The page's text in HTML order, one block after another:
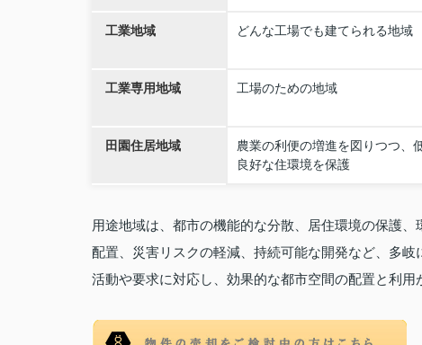
工業地域 どんな工場でも建てられる地域
工業専用地域 工場のための地域
田園住居地域
農業の利便の増進を図りつつ、
良好な住環境を保護
用途地域は、都市の機能的な分散、居住環境の保護
配置、災害リスクの軽減、持続可能な開発など、多
活動や要求に対応し、効果的な都市空間の配置と利用